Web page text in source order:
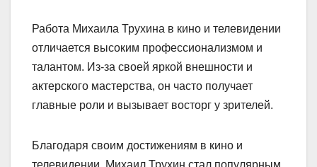
Работа Михаила Трухина в кино и телевидении
отличается высоким профессионализмом и
талантом. Из-за своей яркой внешности и
актерского мастерства, он часто получает
главные роли и вызывает восторг у зрителей.
Благодаря своим достижениям в кино и
телевидении, Михаил Трухин стал популярным